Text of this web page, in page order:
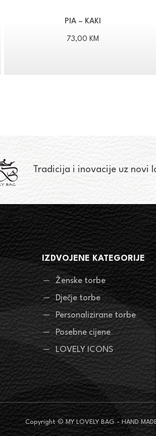
PIA – KAKI
73,00KM
Tradicija i inovacije uz
IZDVOJENE KATEGORIJE
Ženske torbe
Dječje torbe
Personalizirane torbe
Posebne cijene
LOVELY ICONS
Copyright © MY LOVELY BAG - HAND